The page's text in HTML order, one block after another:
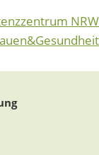
NRW